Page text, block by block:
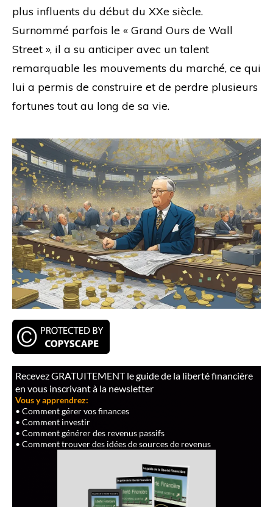
plus influents du début du XXe siècle.
Surnommé parfois le « Grand Ours de Wall
Street », il a su anticiper avec un talent
remarquable les mouvements du marché, ce qui
lui a permis de construire et de perdre plusieurs
fortunes tout au long de sa vie.